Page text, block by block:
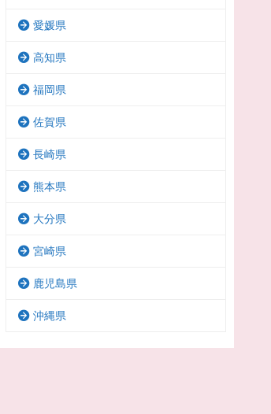
愛媛県
高知県
福岡県
佐賀県
長崎県
熊本県
大分県
宮崎県
鹿児島県
沖縄県